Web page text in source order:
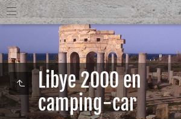
Libye 2000 en
camping-car